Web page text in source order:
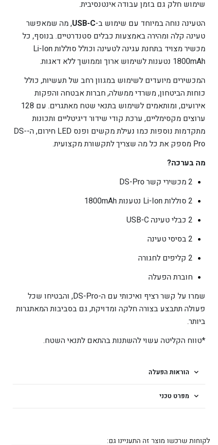
שימוש חלק גם בזמן עבודה אינטנסיבית.
הטעינה נוחה במיוחד עם שימוש ב-USB-C, מה שמאפשר
טעינה קלה ומהירה באמצעות כבלים סטנדרטיים. בנוסף, כל
מכשיר מצויד בתחנת עגינה לטעינה וכולל סוללות Li-Ion
1800mAh נטענות לשימוש ארוך וממושך ללא דאגות.
המכשירים מיועדים לשימוש במגוון רחב של תעשיות, כולל
כוחות הביטחון, משרדי ממשלה, חברות אבטחה והפקות
אירועים, ומותאמים לשימוש בתנאי שטח מאתגרים. עם 128
ערוצים מקסימליים, ערכת קודי שידור דיגיטליים ותכונות
מתקדמות נוספות כמו נעילת מקשים ופנס LED חירום, ה-DS-
Pro מספק את כל מה שצריך לתקשורת מקצועית.
מה בערכה?
2 מכשירי קשר DS-Pro
2 סוללות Li-Ion נטענות 1800mAh
2 כבלי טעינה USB-C
2 בסיסי טעינה
2 קליפים לחגורה
חוברת הפעלה
שמרו על קשר רציף ואיכותי עם ה-DS-Pro, והבטיחו שכל
פעולה תתבצע בצורה חלקה ומדויקת, גם בסביבות המאתגרות
ביותר.
*טווח הקליטה עשוי להשתנות בהתאם לתנאי השטח.
הוראות הפעלה
מפרט טכני
לקוחות שרכשו מוצר זה התעניינו גם: